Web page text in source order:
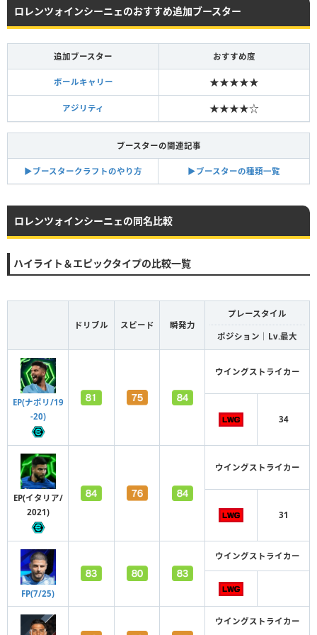
ロレンツォインシーニェのおすすめ追加ブースター
追加ブースター おすすめ度
ボールキャリー ★★★★★
アジリティ ★★★★☆
ブースターの関連記事
▶︎ブースタークラフトのやり方 ▶︎ブースターの種類一覧
ロレンツォインシーニェの同名比較
ハイライト＆エピックタイプの比較一覧
ドリブル スピード 瞬発力
プレースタイル
ポジション｜Lv.最大
EP(ナポリ/19
-20)
ウイングストライカー
34
EP(イタリア/
2021)
ウイングストライカー
31
FP(7/25)
ウイングストライカー
ウイングストライカー